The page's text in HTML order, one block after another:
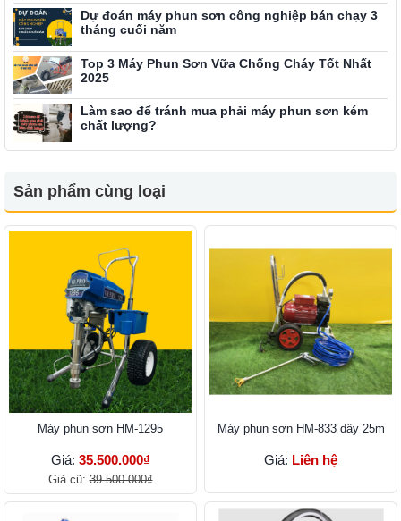
Dự đoán máy phun sơn công nghiệp bán chạy 3
tháng cuối năm
Top 3 Máy Phun Sơn Vữa Chống Cháy Tốt Nhất
2025
Làm sao để tránh mua phải máy phun sơn kém
chất lượng?
Sản phẩm cùng loại
Máy phun sơn HM-1295
Giá: 35.500.000₫
Giá cũ:39.500.000₫
Máy phun sơn HM-833 dây 25m
Giá: Liên hệ